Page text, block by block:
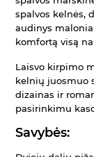
spalvos kelnės,
audinys
komfortą visą
Laisvo kirpimo
kelnių juosmuo
dizainas ir
pasirinkimu
Savybės: